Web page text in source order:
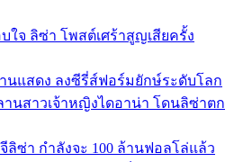
จ ลิซ่า โพสต์เศร้าสูญเสียครั้ง
นแสดง ลงซีรี่ส์ฟอร์มยักษ์ระดับโลก
นสาวเจ้าหญิงไดอาน่า โดนลิซ่าตก
ลิซ่า กำลังจะ 100 ล้านฟอลโล่แล้ว